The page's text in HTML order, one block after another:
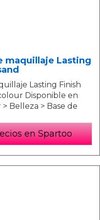
maquillaje Lasting
Lasting Finish
Disponible en
Belleza > Base de
en Spartoo